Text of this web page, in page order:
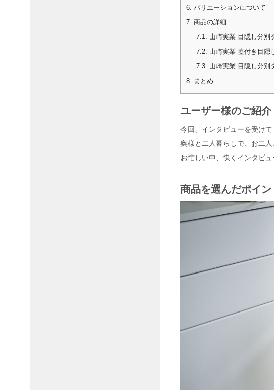
6. バリエーションについて
7. 商品の詳細
7.1. 山崎実業 目隠し分別
7.2. 山崎実業 蓋付き目隠
7.3. 山崎実業 目隠し分別
8. まとめ
ユーザー様のご紹介
今回、インタビューを受け
奥様と二人暮らしで、お二
お忙しい中、快くインタビ
商品を選んだポイン